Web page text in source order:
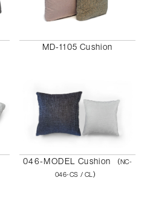
MD-1105 Cushion
046-MODEL Cushion
（NC-
046-CS / CL）